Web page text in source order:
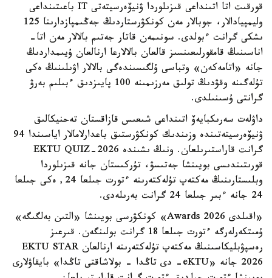
قورقىت اتا اتىنداعى قىزىلوردا ۋنيۆەرسيتەتى IT باعىتىنداعى
وليمپيادالار، جوبالار مەن كونكۋرستاردىڭ جەڭىمپازدارىنا 125
ىشكى گرانت ءبولدى. سونىمەن قاتار جەتىم بالالار مەن اتا-
اناسىنىڭ قامقورلىعىنسىز قالعان بالالارعا ارنالعان ۇيىمداردىڭ
جانە «اتامەكەن» وتباسى ۇلگىسىندەگى بالالار اۋىلىنىڭ ەكى
تۇلەگىنە وقۋدىڭ تولىق مەرزىمىنە 100 پايىزدىق ءبىلىم بەرۋ
گرانتى ۇسىنىلدى.
داۋلەت سەرىكبايەۆ اتىنداعى شىعىس قازاقستان تەحنيكالىق
ۋنيۆەرسيتەتىندە وزىندىك كونكۋرستىق باعدارلامالار اياسىندا 94
گرانت قاراستىرىلعان. ونىڭ ىشىندە EKTU QUIZ-2026
قورىتىندىسى بويىنشا جەتىسۋ، تۇركىستان جانە قىزىلوردا
وبلىستارىنىڭ مەكتەپ تۇلەكتەرىنە ءتورت جىلعا 24, ەكى جىلعا
24 جانە ءبىر جىلعا 24 گرانت بەرىلەدى.
«اقىلدى Awards 2026» كونكۋرسى بويىنشا «التىن بەلگىگە»
ۇمىتكەرلەرگە ءتورت جىلعا 18 گرانت بولىنگەن. قىرعىز
رەسپۋبليكاسىنىڭ مەكتەپ تۇلەكتەرىنە ارنالعان EKTU STAR
2026 جانە «eKTU- دى تاڭدا - بولاشاقتى تاڭدا» بايقاۋلارى